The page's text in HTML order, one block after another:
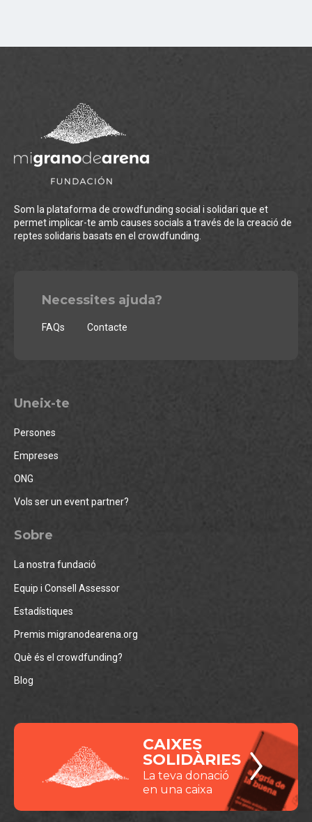
Som la plataforma de crowdfunding social i solidari que et
permet implicar-te amb causes socials a través de la creació de
reptes solidaris basats en el crowdfunding.
Necessites ajuda?
FAQs Contacte
Uneix-te
Persones
Empreses
ONG
Vols ser un event partner?
Sobre
La nostra fundació
Equip i Consell Assessor
Estadístiques
Premis migranodearena.org
Què és el crowdfunding?
Blog
CAIXES
SOLIDÀRIES
La teva donació
en una caixa